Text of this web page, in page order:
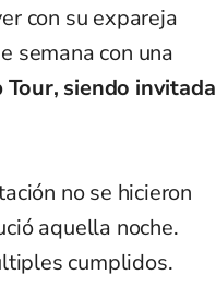
con su expareja
semana con una
siendo invitada
no se hicieron
aquella noche.
cumplidos.